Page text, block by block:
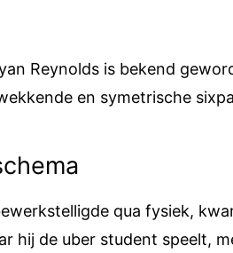
Reynolds is bekend
en symetrische
qua fysiek,
hij de uber student speelt,